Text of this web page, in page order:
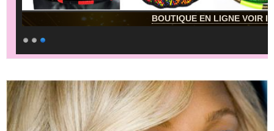
BOUTIQUE EN LIGNE VOIR